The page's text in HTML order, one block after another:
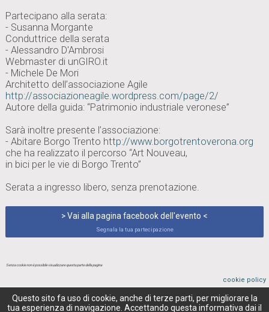
Questo sito fa uso di cookie, anche di terze parti, per migliorare la
tua esperienza di navigazione. Accettando questa informativa dai il
Partecipano alla serata:
- Susanna Morgante
Conduttrice della serata
- Alessandro D'Ambrosi
Webmaster di unGIRO.it
- Michele De Mori
Architetto dell’associazione Agile
http://associazioneagile.wordpress.com/page/2/
Autore della guida: “Patrimonio industriale veronese”
Sarà inoltre presente l’associazione:
- Abitare Borgo Trento http://www.borgotrentoverona.org
che ha realizzato il percorso “Art Nouveau,
in bici per le vie di Borgo Trento”
Serata a ingresso libero, senza prenotazione.
> Vai alla pagina facebook dell'evento <
Segnala la tua partecipazione
Senza cookie non è possibile visualizzare questa parte della pagina
cookie policy